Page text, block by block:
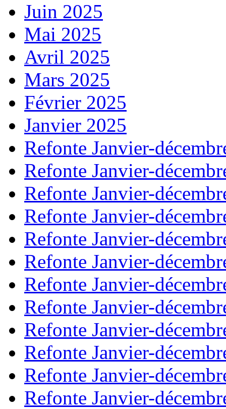
Juin 2025
Mai 2025
Avril 2025
Mars 2025
Février 2025
Janvier 2025
Refonte Janvier-
Refonte Janvier-
Refonte Janvier-
Refonte Janvier-
Refonte Janvier-
Refonte Janvier-
Refonte Janvier-
Refonte Janvier-
Refonte Janvier-
Refonte Janvier-
Refonte Janvier-
Refonte Janvier-